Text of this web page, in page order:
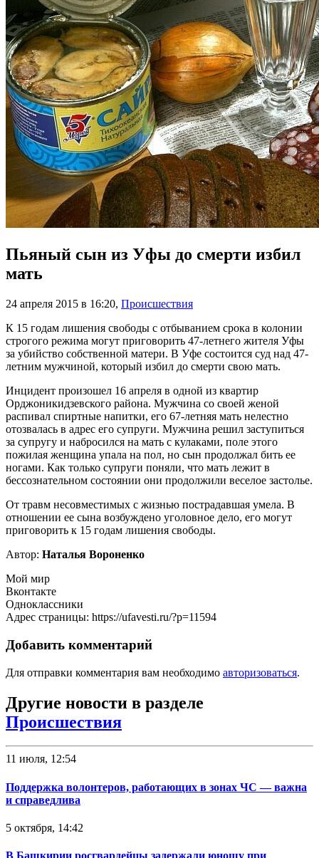
Пьяный сын из Уфы до смерти избил
мать
24 апреля 2015 в 16:20, Происшествия
К 15 годам лишения свободы с отбыванием срока в колонии
строгого режима могут приговорить 47-летнего жителя Уфы
за убийство собственной матери. В Уфе состоится суд над 47-
летним мужчиной, который избил до смерти свою мать.
Инцидент произошел 16 апреля в одной из квартир
Орджоникидзевского района. Мужчина со своей женой
распивал спиртные напитки, его 67-летняя мать нелестно
отозвалась в адрес его супруги. Мужчина решил заступиться
за супругу и набросился на мать с кулаками, поле этого
пожилая женщина упала на пол, но сын продолжал бить ее
ногами. Как только супруги поняли, что мать лежит в
бессознательном состоянии они продолжили веселое застолье.
От травм несовместимых с жизнью пострадавшая умела. В
отношении ее сына возбуждено уголовное дело, его могут
приговорить к 15 годам лишения свободы.
Автор: Наталья Вороненко
Мой мир
Вконтакте
Одноклассники
Адрес страницы: https://ufavesti.ru/?p=11594
Добавить комментарий
Для отправки комментария вам необходимо авторизоваться.
Другие новости в разделе
Происшествия
11 июля, 12:54
Поддержка волонтеров, работающих в зонах ЧС — важна
и справедлива
5 октября, 14:42